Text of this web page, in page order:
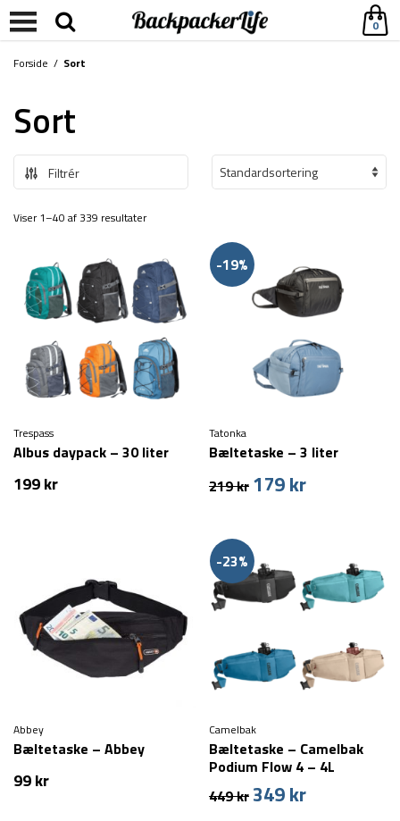
0
Forside / Sort
Sort
Filtrér
Viser 1–40 af 339 resultater
Trespass
Albus daypack – 30 liter
199kr
-19%
Tatonka
Bæltetaske – 3 liter
219kr Den
219 kr.
179krDen
179 kr.
Abbey
Bæltetaske – Abbey
99kr
-23%
Camelbak
Bæltetaske – Camelbak
Podium Flow 4 – 4L
449kr Den
349krDen